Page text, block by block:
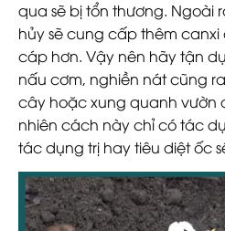
qua sẽ bị tổn thương. Ngoài
hủy sẽ cung cấp thêm
cáp hơn. Vậy nên hãy tận
nấu cơm, nghiền nát cũng
cây hoặc xung quanh vườn
nhiên cách này chỉ có tác
tác dụng trị hay tiêu diệt ốc